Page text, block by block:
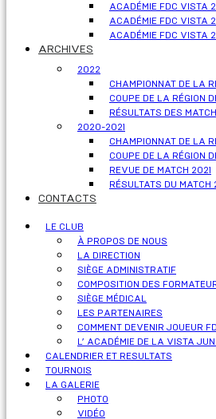
ACADÉMIE FDC VISTA
ACADÉMIE FDC VISTA
ACADÉMIE FDC VISTA
ARCHIVES
2022
CHAMPIONNAT DE LA
COUPE DE LA RÉGION
RÉSULTATS DES
2020-2021
CHAMPIONNAT DE LA
COUPE DE LA RÉGION
REVUE DE MATCH 2021
RÉSULTATS DU
CONTACTS
LE CLUB
À PROPOS DE NOUS
LA DIRECTION
SIÈGE ADMINISTRATIF
COMPOSITION DES
SIÈGE MÉDICAL
LES PARTENAIRES
COMMENT DEVENIR JOUEUR
L’ ACADÉMIE DE LA VISTA
CALENDRIER ET RESULTATS
TOURNOIS
LA GALERIE
PHOTO
VIDÉO